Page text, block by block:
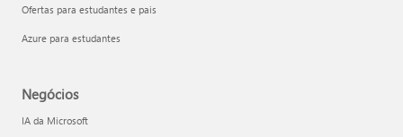
Ofertas para estudantes e pais
Azure para estudantes
Negócios
IA da Microsoft